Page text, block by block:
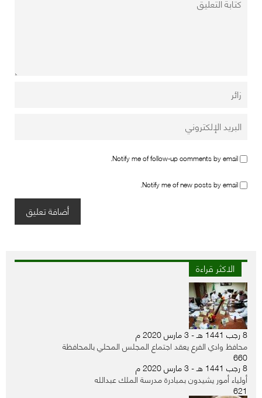
Notify me of follow-up comments by email.
Notify me of new posts by email.
الاكثر قراءة
8 رجب 1441 هـ - 3 مارس 2020 م
محافظ وادي الفرع يعقد اجتماع المجلس المحلي بالمحافظة
660
8 رجب 1441 هـ - 3 مارس 2020 م
أولياء أمور يشيدون بمبادرة مدرسة الملك عبدالله
621